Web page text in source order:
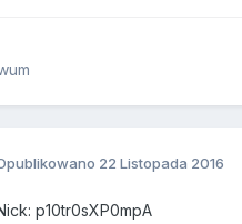
22 Listopada 2016
p10tr0sXP0mpA